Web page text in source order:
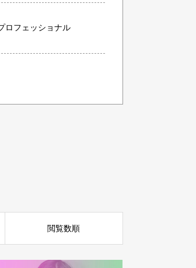
ロフェッショナル
閲覧数順